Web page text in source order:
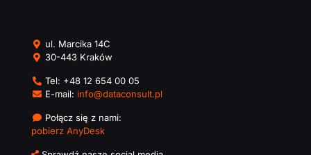
ul. Marcika 14C
30-443 Kraków
Tel: +48 12 654 00 05
E-mail: info@dataconsult.pl
Połącz się z nami:
pobierz AnyDesk